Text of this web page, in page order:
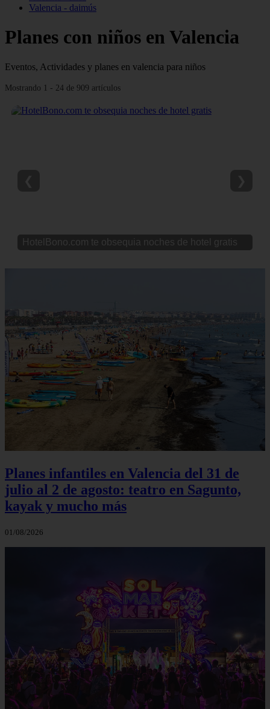
Valencia - daimús
Planes con niños en Valencia
Eventos, Actividades y planes en valencia para niños
Mostrando 1 - 24 de 909 artículos
HotelBono.com te obsequia noches de hotel gratis
Planes infantiles en Valencia del 31 de
julio al 2 de agosto: teatro en Sagunto,
kayak y mucho más
01/08/2026